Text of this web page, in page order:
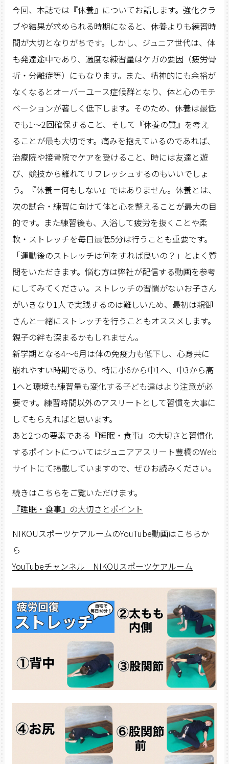
今回、本誌では『休養』についてお話します。強化クラ
ブや結果が求められる時期になると、休養よりも練習時
間が大切となりがちです。しかし、ジュニア世代は、体
も発達途中であり、過度な練習量はケガの要因（疲労骨
折・分離症等）にもなります。また、精神的にも余裕が
なくなるとオーバーユース症候群となり、体と心のモチ
ベーションが著しく低下します。そのため、休養は最低
でも1～2回確保すること、そして『休養の質』を考え
ることが最も大切です。痛みを抱えているのであれば、
治療院や接骨院でケアを受けること、時には友達と遊
び、競技から離れてリフレッシュするのもいいでしょ
う。『休養＝何もしない』ではありません。休養とは、
次の試合・練習に向けて体と心を整えることが最大の目
的です。また練習後も、入浴して疲労を抜くことや柔
軟・ストレッチを毎日最低5分は行うことも重要です。
「運動後のストレッチは何をすれば良いの？」とよく質
問をいただきます。悩む方は弊社が配信する動画を参考
にしてみてください。ストレッチの習慣がないお子さん
がいきなり1人で実践するのは難しいため、最初は親御
さんと一緒にストレッチを行うこともオススメします。
親子の絆も深まるかもしれません。
新学期となる4～6月は体の免疫力も低下し、心身共に
崩れやすい時期であり、特に小6から中1へ、中3から高
1へと環境も練習量も変化する子ども達はより注意が必
要です。練習時間以外のアスリートとして習慣を大事に
してもらえればと思います。
あと2つの要素である『睡眠・食事』の大切さと習慣化
するポイントについてはジュニアアスリート豊橋のWeb
サイトにて掲載していますので、ぜひお読みください。
続きはこちらをご覧いただけます。
『睡眠・食事』の大切さとポイント
NIKOUスポーツケアルームのYouTube動画はこちらか
ら
YouTubeチャンネル NIKOUスポーツケアルーム